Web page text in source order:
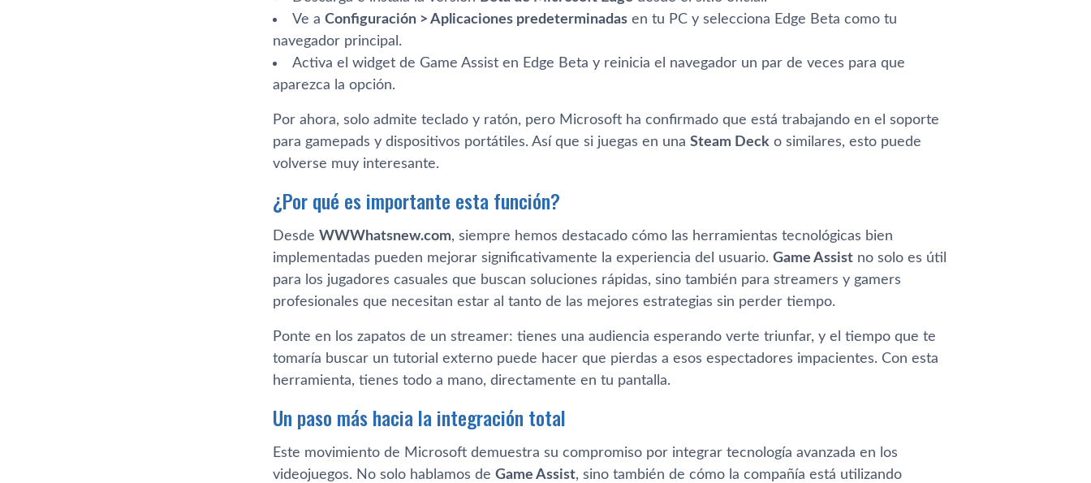
Ve a Configuración > Aplicaciones predeterminadas en tu PC y selecciona Edge Beta como tu
navegador principal.
Activa el widget de Game Assist en Edge Beta y reinicia el navegador un par de veces para que
aparezca la opción.
Por ahora, solo admite teclado y ratón, pero Microsoft ha confirmado que está trabajando en el soporte
para gamepads y dispositivos portátiles. Así que si juegas en una Steam Deck o similares, esto puede
volverse muy interesante.
¿Por qué es importante esta función?
Desde WWWhatsnew.com, siempre hemos destacado cómo las herramientas tecnológicas bien
implementadas pueden mejorar significativamente la experiencia del usuario. Game Assist no solo es útil
para los jugadores casuales que buscan soluciones rápidas, sino también para streamers y gamers
profesionales que necesitan estar al tanto de las mejores estrategias sin perder tiempo.
Ponte en los zapatos de un streamer: tienes una audiencia esperando verte triunfar, y el tiempo que te
tomaría buscar un tutorial externo puede hacer que pierdas a esos espectadores impacientes. Con esta
herramienta, tienes todo a mano, directamente en tu pantalla.
Un paso más hacia la integración total
Este movimiento de Microsoft demuestra su compromiso por integrar tecnología avanzada en los
videojuegos. No solo hablamos de Game Assist, sino también de cómo la compañía está utilizando